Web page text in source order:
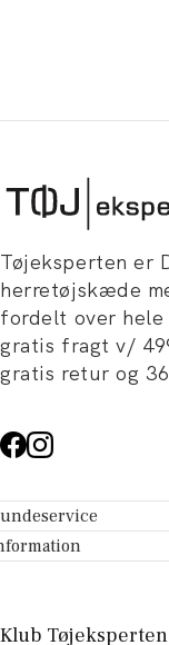
Tøjeksperten er
herretøjskæde
fordelt over
gratis fragt v/
gratis retur og
-
Tøjeksperten
og artikler
Klub Tøjeksperten